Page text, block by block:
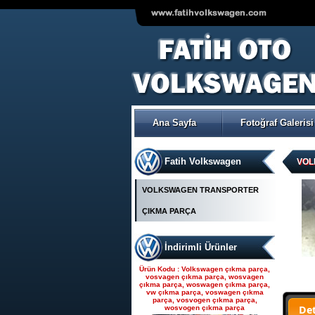
Ana Sayfa Fotoğraf Galerisi
Fatih Volkswagen
VOLKSWAGEN TRANSPORTER
ÇIKMA PARÇA
İndirimli Ürünler
VOLKSWAGEN POLO ÇIKMA
ORJİNAL TRW-KOYO
POMPASI
Ürün Kodu : Seat çıkma parça, seat
çıkma, seat parça, seat yedek parça,
seat çıkma orjinal parça, seat çıkma
yedekleri, ankara seat parça, fatih seat,
fatih seat parçaları,
Seat çıkma parça, seat
çıkma, seat parça, seat
yedek parça, seat çıkma
orjinal parça, seat çıkma par
Ürün Kodu : Volkswagen çıkma parça,
vosvagen çıkma parça, wosvagen
çıkma parça, woswagen çıkma parça,
vw çıkma parça, voswagen çıkma
parça, vosvogen çıkma parça,
wosvogen çıkma parça